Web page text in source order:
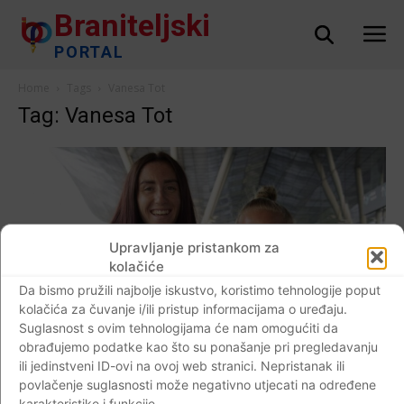
Upravljanje pristankom za
kolačiće
Da bismo pružili najbolje iskustvo, koristimo tehnologije poput
kolačića za čuvanje i/ili pristup informacijama o uređaju.
Suglasnost s ovim tehnologijama će nam omogućiti da
obrađujemo podatke kao što su ponašanje pri pregledavanju
ili jedinstveni ID-ovi na ovoj web stranici. Nepristanak ili
povlačenje suglasnosti može negativno utjecati na određene
Braniteljski
PORTAL
Tag: Vanesa Tot
AKTUALNO
ZA TOKIO KRENULE DVIJE HRVATSKE
SPORTAŠICE KOJE ĆE UĆI U POVIJESNE